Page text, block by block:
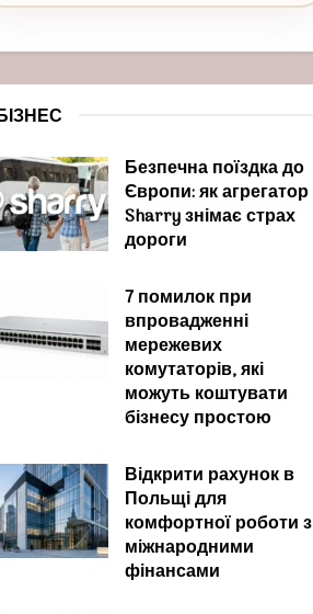
Безпечна поїздка до
Європи: як агрегатор
Sharry знімає страх
дороги
7 помилок при
впровадженні
мережевих
комутаторів, які
можуть коштувати
бізнесу простою
Відкрити рахунок в
Польщі для
комфортної роботи з
міжнародними
фінансами